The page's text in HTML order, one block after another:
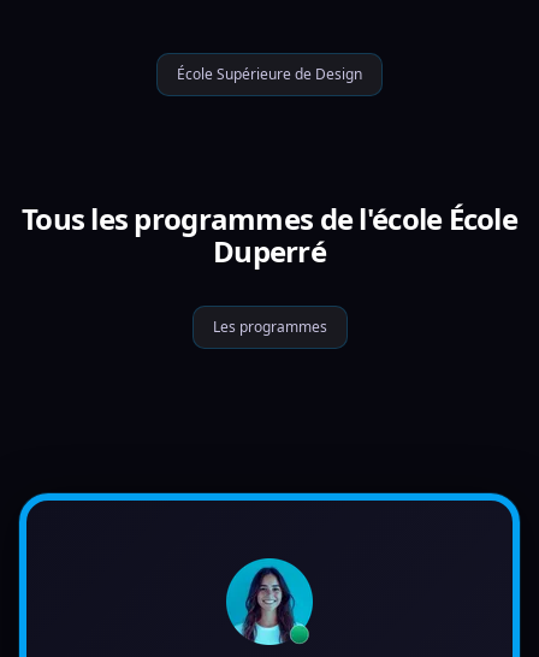
École Supérieure de Design
Tous les programmes de l'école École
Duperré
Les programmes